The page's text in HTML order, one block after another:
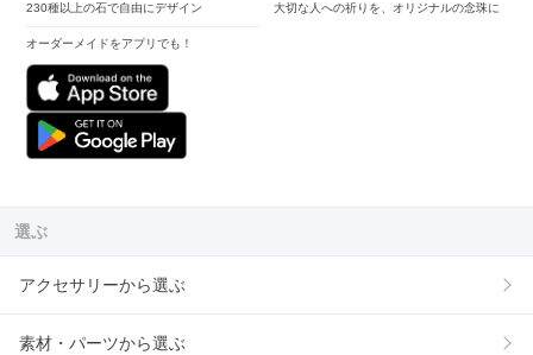
230種以上の石で自由にデザイン
オーダーメイドをアプリでも！
大切な人への祈りを、オリジナルの念珠に
選ぶ
アクセサリーから選ぶ
素材・パーツから選ぶ